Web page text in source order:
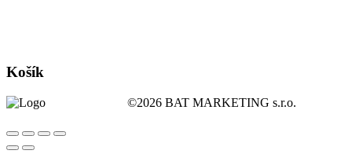
Košík
©2026 BAT MARKETING s.r.o.